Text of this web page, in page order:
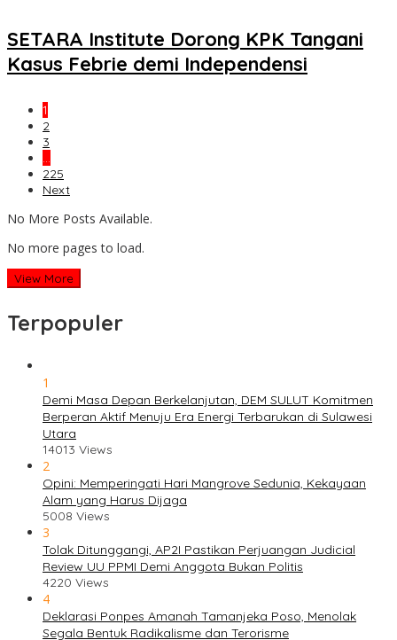
SETARA Institute Dorong KPK Tangani
Kasus Febrie demi Independensi
1
2
3
…
225
Next
No More Posts Available.
No more pages to load.
View More
Terpopuler
1
Demi Masa Depan Berkelanjutan, DEM SULUT Komitmen
Berperan Aktif Menuju Era Energi Terbarukan di Sulawesi
Utara
14013 Views
2
Opini: Memperingati Hari Mangrove Sedunia, Kekayaan
Alam yang Harus Dijaga
5008 Views
3
Tolak Ditunggangi, AP2I Pastikan Perjuangan Judicial
Review UU PPMI Demi Anggota Bukan Politis
4220 Views
4
Deklarasi Ponpes Amanah Tamanjeka Poso, Menolak
Segala Bentuk Radikalisme dan Terorisme